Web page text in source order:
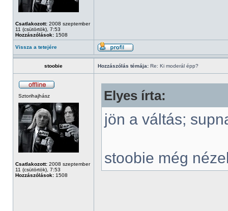
Csatlakozott: 2008 szeptember
11 (csütörtök), 7:53
Hozzászólások: 1508
Vissza a tetejére
stoobie Hozzászólás témája: Re: Ki moderál épp?
Sztorihajhász
Csatlakozott: 2008 szeptember
11 (csütörtök), 7:53
Hozzászólások: 1508
Elyes írta:
jön a váltás;
stoobie még